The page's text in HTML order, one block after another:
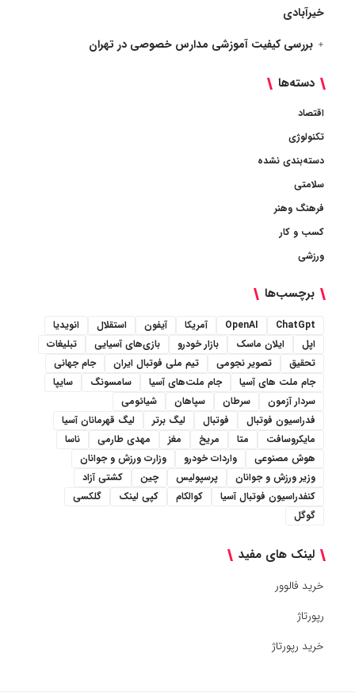
خیرآبادی
بررسی کیفیت آموزشی مدارس خصوصی در تهران
دسته‌ها
اقتصاد
تکنولوژی
دسته‌بندی نشده
سلامتی
فرهنگ وهنر
کسب و کار
ورزشی
برچسب‌ها
ChatGpt
OpenAI آمریکا آیفون استقلال
انویدیا
اپل
ایلان ماسک بازار خودرو بازی‌های آسیایی
تبلیغات
تحقیق
تصویر نجومی تیم ملی فوتبال ایران
جام جهانی
جام ملت های آسیا
جام ملت‌های آسیا سامسونگ
سایپا
سردار آزمون
سرطان سپاهان
شیائومی
فدراسیون فوتبال
فوتبال لیگ برتر
لیگ قهرمانان آسیا
مایکروسافت
متا مریخ مغز مهدی طارمی
ناسا
هوش مصنوعی
واردات خودرو
وزارت ورزش و جوانان
وزیر ورزش و جوانان
پرسپولیس چین
کشتی آزاد
کنفدراسیون فوتبال آسیا
کوالکام کپی لینک
گلکسی
گوگل
لینک های مفید
خرید فالوور
رپورتاژ
خرید رپورتاژ